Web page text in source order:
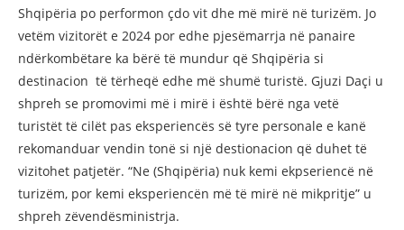
Shqipëria po performon çdo vit dhe më mirë në turizëm. Jo
vetëm vizitorët e 2024 por edhe pjesëmarrja në panaire
ndërkombëtare ka bërë të mundur që Shqipëria si
destinacion të tërheqë edhe më shumë turistë. Gjuzi Daçi u
shpreh se promovimi më i mirë i është bërë nga vetë
turistët të cilët pas eksperiencës së tyre personale e kanë
rekomanduar vendin tonë si një destionacion që duhet të
vizitohet patjetër. “Ne (Shqipëria) nuk kemi ekpseriencë në
turizëm, por kemi eksperiencën më të mirë në mikpritje” u
shpreh zëvendësministrja.